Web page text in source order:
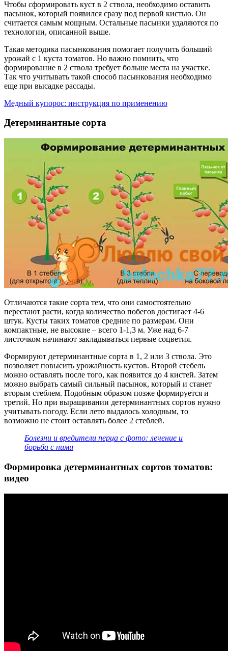
Чтобы сформировать куст в 2 ствола, необходимо оставить
пасынок, который появился сразу под первой кистью. Он
считается самым мощным. Остальные пасынки удаляются по
технологии, описанной выше.
Такая методика пасынкования помогает получить больший
урожай с 1 куста томатов. Но важно помнить, что
формирование в 2 ствола требует больше места на участке.
Так что учитывать такой способ пасынкования необходимо
еще при высадке рассады.
Медный купорос: инструкция по применению
Детерминантные сорта
Отличаются такие сорта тем, что они самостоятельно
перестают расти, когда количество побегов достигает 4-6
штук. Кусты таких томатов средние по размерам. Они
компактные, не высокие – всего 1-1,3 м. Уже над 6-7
листочком начинают закладываться первые соцветия.
Формируют детерминантные сорта в 1, 2 или 3 ствола. Это
позволяет повысить урожайность кустов. Второй стебель
можно оставлять после того, как появится до 4 кистей. Затем
можно выбрать самый сильный пасынок, который и станет
вторым стеблем. Подобным образом позже формируется и
третий. Но при выращивании детерминантных сортов нужно
учитывать погоду. Если лето выдалось холодным, то
возможно не стоит оставлять более 2 стеблей.
Болезни и вредители перца с фото: лечение и
борьба с ними
Формировка детерминантных сортов томатов:
видео